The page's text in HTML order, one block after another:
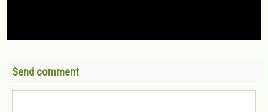
Send comment